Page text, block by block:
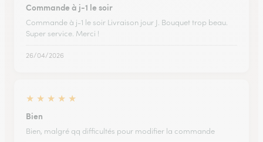
Commande à j-1 le soir
Commande à j-1 le soir Livraison jour J. Bouquet trop beau.
Super service. Merci !
26/04/2026
★ ★ ★ ★ ★
Bien
Bien, malgré qq difficultés pour modifier la commande